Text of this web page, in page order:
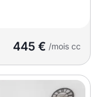
445 € /mois cc